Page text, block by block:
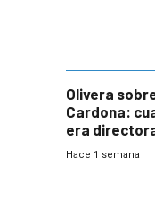
Olivera
Cardona:
era
UTE “no era
Hace 1 semana